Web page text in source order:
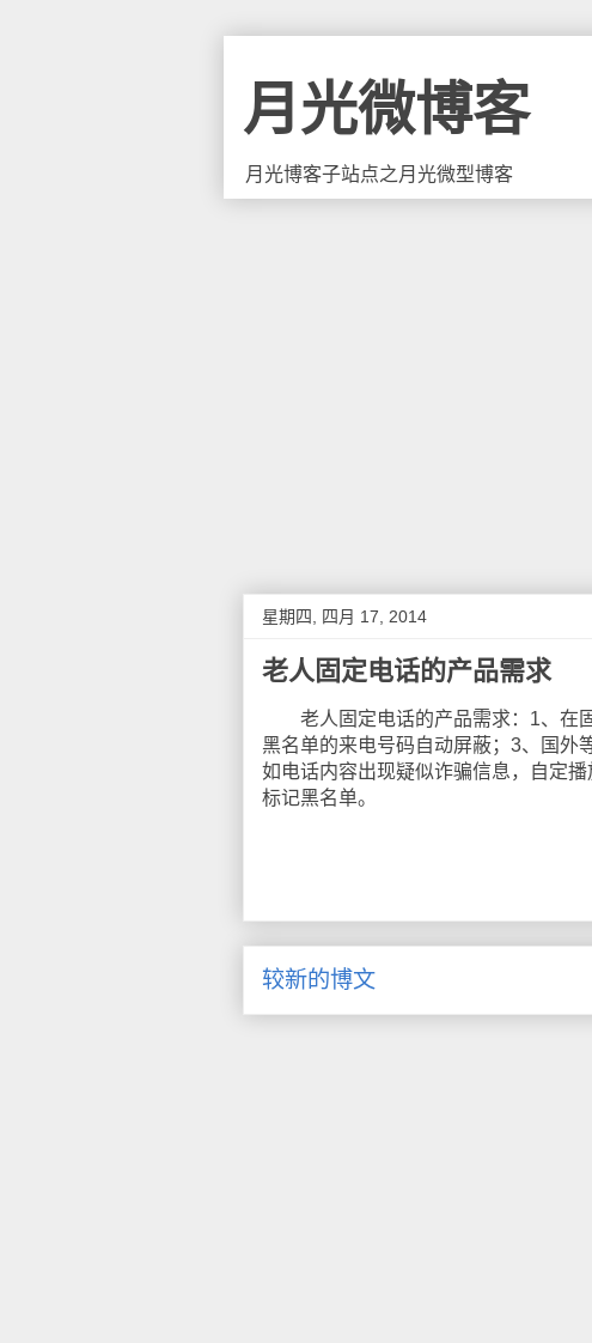
月光微博客
月光博客子站点之月光微型博客
星期四, 四月 17, 2014
老人固定电话的产品需求
老人固定电话的产品需求：1、在固
黑名单的来电号码自动屏蔽；3、国外
如电话内容出现疑似诈骗信息，自定
标记黑名单。
较新的博文